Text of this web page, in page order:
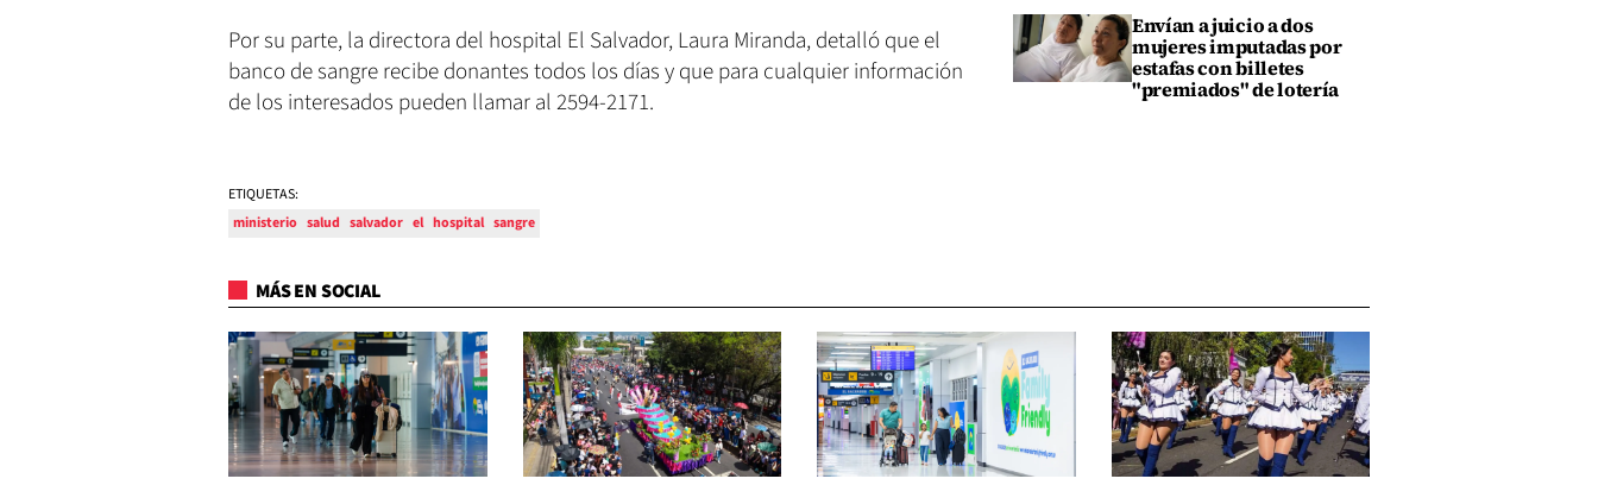
Por su parte, la directora del hospital El Salvador, Laura Miranda, detalló que el
banco de sangre recibe donantes todos los días y que para cualquier información
de los interesados pueden llamar al 2594-2171.
ETIQUETAS:
ministerio salud salvador el hospital sangre
Envían a juicio a dos
mujeres imputadas por
estafas con billetes
"premiados" de lotería
MÁS EN SOCIAL